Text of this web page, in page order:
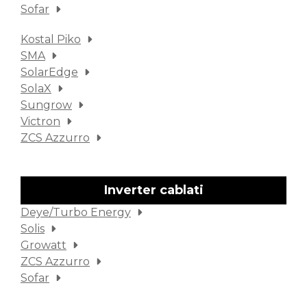
Sofar
Kostal Piko
SMA
SolarEdge
SolaX
Sungrow
Victron
ZCS Azzurro
Inverter cablati
Deye/Turbo Energy
Solis
Growatt
ZCS Azzurro
Sofar